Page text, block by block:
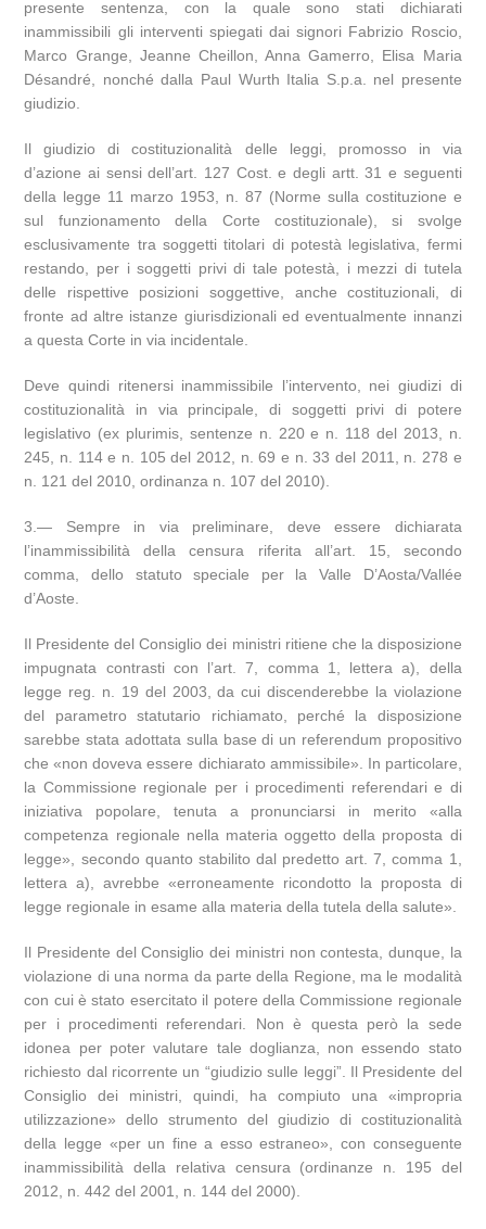
presente sentenza, con la quale sono stati dichiarati
inammissibili gli interventi spiegati dai signori Fabrizio Roscio,
Marco Grange, Jeanne Cheillon, Anna Gamerro, Elisa Maria
Désandré, nonché dalla Paul Wurth Italia S.p.a. nel presente
giudizio.
Il giudizio di costituzionalità delle leggi, promosso in via
d’azione ai sensi dell’art. 127 Cost. e degli artt. 31 e seguenti
della legge 11 marzo 1953, n. 87 (Norme sulla costituzione e
sul funzionamento della Corte costituzionale), si svolge
esclusivamente tra soggetti titolari di potestà legislativa, fermi
restando, per i soggetti privi di tale potestà, i mezzi di tutela
delle rispettive posizioni soggettive, anche costituzionali, di
fronte ad altre istanze giurisdizionali ed eventualmente innanzi
a questa Corte in via incidentale.
Deve quindi ritenersi inammissibile l’intervento, nei giudizi di
costituzionalità in via principale, di soggetti privi di potere
legislativo (ex plurimis, sentenze n. 220 e n. 118 del 2013, n.
245, n. 114 e n. 105 del 2012, n. 69 e n. 33 del 2011, n. 278 e
n. 121 del 2010, ordinanza n. 107 del 2010).
3.— Sempre in via preliminare, deve essere dichiarata
l’inammissibilità della censura riferita all’art. 15, secondo
comma, dello statuto speciale per la Valle D’Aosta/Vallée
d’Aoste.
Il Presidente del Consiglio dei ministri ritiene che la disposizione
impugnata contrasti con l’art. 7, comma 1, lettera a), della
legge reg. n. 19 del 2003, da cui discenderebbe la violazione
del parametro statutario richiamato, perché la disposizione
sarebbe stata adottata sulla base di un referendum propositivo
che «non doveva essere dichiarato ammissibile». In particolare,
la Commissione regionale per i procedimenti referendari e di
iniziativa popolare, tenuta a pronunciarsi in merito «alla
competenza regionale nella materia oggetto della proposta di
legge», secondo quanto stabilito dal predetto art. 7, comma 1,
lettera a), avrebbe «erroneamente ricondotto la proposta di
legge regionale in esame alla materia della tutela della salute».
Il Presidente del Consiglio dei ministri non contesta, dunque, la
violazione di una norma da parte della Regione, ma le modalità
con cui è stato esercitato il potere della Commissione regionale
per i procedimenti referendari. Non è questa però la sede
idonea per poter valutare tale doglianza, non essendo stato
richiesto dal ricorrente un “giudizio sulle leggi”. Il Presidente del
Consiglio dei ministri, quindi, ha compiuto una «impropria
utilizzazione» dello strumento del giudizio di costituzionalità
della legge «per un fine a esso estraneo», con conseguente
inammissibilità della relativa censura (ordinanze n. 195 del
2012, n. 442 del 2001, n. 144 del 2000).